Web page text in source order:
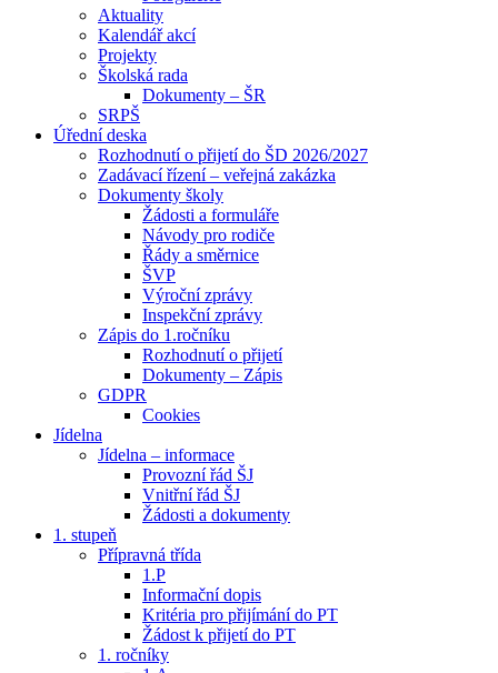
Aktuality
Kalendář akcí
Projekty
Školská rada
Dokumenty – ŠR
SRPŠ
Úřední deska
Rozhodnutí o přijetí do ŠD 2026/2027
Zadávací řízení – veřejná zakázka
Dokumenty školy
Žádosti a formuláře
Návody pro rodiče
Řády a směrnice
ŠVP
Výroční zprávy
Inspekční zprávy
Zápis do 1.ročníku
Rozhodnutí o přijetí
Dokumenty – Zápis
GDPR
Cookies
Jídelna
Jídelna – informace
Provozní řád ŠJ
Vnitřní řád ŠJ
Žádosti a dokumenty
1. stupeň
Přípravná třída
1.P
Informační dopis
Kritéria pro přijímání do PT
Žádost k přijetí do PT
1. ročníky